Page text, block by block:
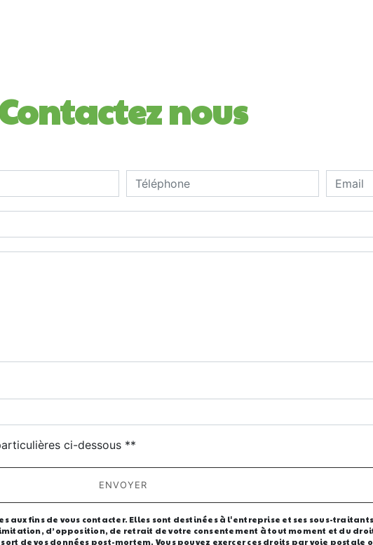
nous
ci-dessous **
ENVOYER
aux fins de vous contacter. Elles sont destinées à l'entreprise et ses sous-
d’opposition, de retrait de votre consentement à tout moment et du
de vos données post-mortem. Vous pouvez exercer ces droits par voie